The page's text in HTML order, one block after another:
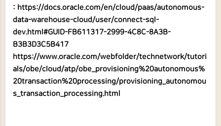
: https://docs.oracle.com/en/cloud/paas/autonomous-
data-warehouse-cloud/user/connect-sql-
dev.html#GUID-FB611317-2999-4C8C-8A3B-
B3B3D3C5B417
https://www.oracle.com/webfolder/technetwork/tutori
als/obe/cloud/atp/obe_provisioning%20autonomous%
20transaction%20processing/provisioning_autonomou
s_transaction_processing.html